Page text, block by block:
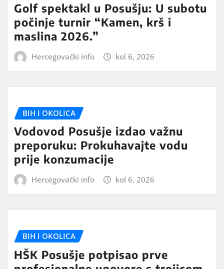
Golf spektakl u Posušju: U subotu
počinje turnir “Kamen, krš i
maslina 2026.”
Hercegovački info kol 6, 2026
BIH I OKOLICA
Vodovod Posušje izdao važnu
preporuku: Prokuhavajte vodu
prije konzumacije
Hercegovački info kol 6, 2026
BIH I OKOLICA
HŠK Posušje potpisao prve